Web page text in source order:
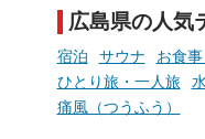
そんな心のつぶや
りの温まった心の
たら素敵ですよね。
広島県の人気
宿泊 サウナ お食
ひとり旅・一人旅
痛風（つうふう）